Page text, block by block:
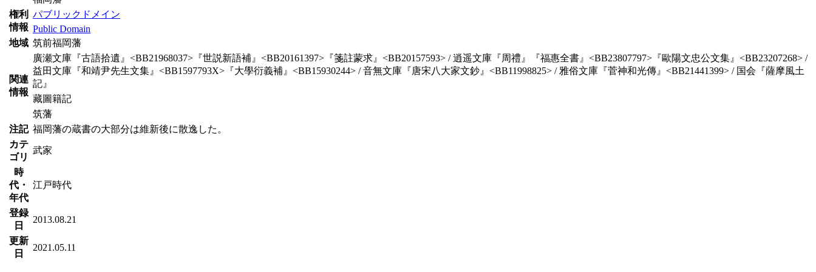
権利
情報
パブリックドメイン
Public Domain
地域 筑前福岡藩
関連
情報
廣瀬文庫『古語拾遺』<BB21968037>『世説新語補』<BB20161397>『箋註蒙求』<BB20157593> / 逍遥文庫『周禮』『福惠全書』<BB23807797>『歐陽文忠公文集』<BB23207268> /
益田文庫『和靖尹先生文集』<BB1597793X>『大學衍義補』<BB15930244> / 音無文庫『唐宋八大家文鈔』<BB11998825> / 雅俗文庫『菅神和光傳』<BB21441399> / 国会『薩摩風土
記』
藏圖籍記
筑藩
注記 福岡藩の蔵書の大部分は維新後に散逸した。
カテ
ゴリ
武家
時
代・
年代
江戸時代
登録
日
2013.08.21
更新
日
2021.05.11